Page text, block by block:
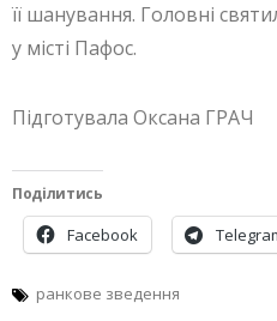
її шанування. Головні
у місті Пафос.
Підготувала Оксана ГРАЧ
Поділитись
Facebook
ранкове зведення